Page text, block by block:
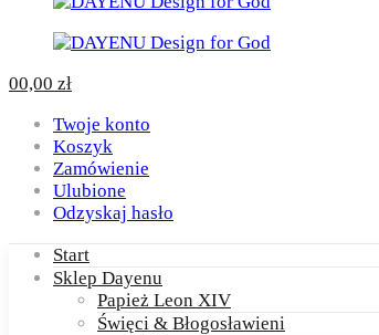
00,00 zł
Twoje konto
Koszyk
Zamówienie
Ulubione
Odzyskaj hasło
Start
Sklep Dayenu
Papież Leon XIV
Święci & Błogosławieni